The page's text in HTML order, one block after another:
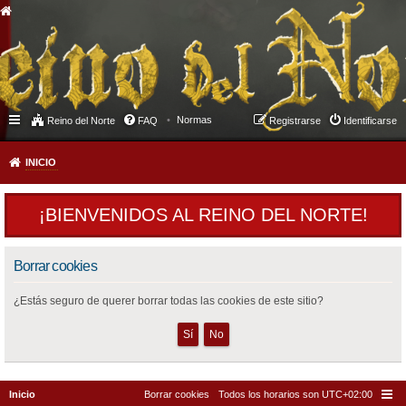
Reino del Norte FAQ Normas Identificarse
Registrarse
INICIO
¡BIENVENIDOS AL REINO DEL NORTE!
Borrar cookies
¿Estás seguro de querer borrar todas las cookies de este sitio?
Inicio Todos los horarios son UTC+02:00
Borrar cookies